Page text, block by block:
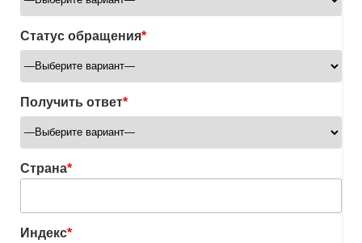
Статус обращения*
Получить ответ*
Страна*
Индекс*